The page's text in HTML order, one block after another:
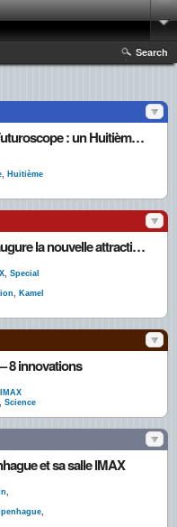
Search
Plein feu sur les nouveautés 2011 du Futuroscope : un Huitième Continent en chantier et une maison écolo
, Huitième
Arthur l’Aventure 4D – Luc Besson inaugure la nouvelle attraction du Futuroscope
, Special
, Kamel
8 innovations
IMAX
, Science
et sa salle IMAX
,
,